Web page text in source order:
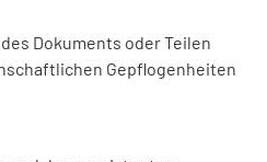
Dokuments oder Teilen
Gepflogenheiten